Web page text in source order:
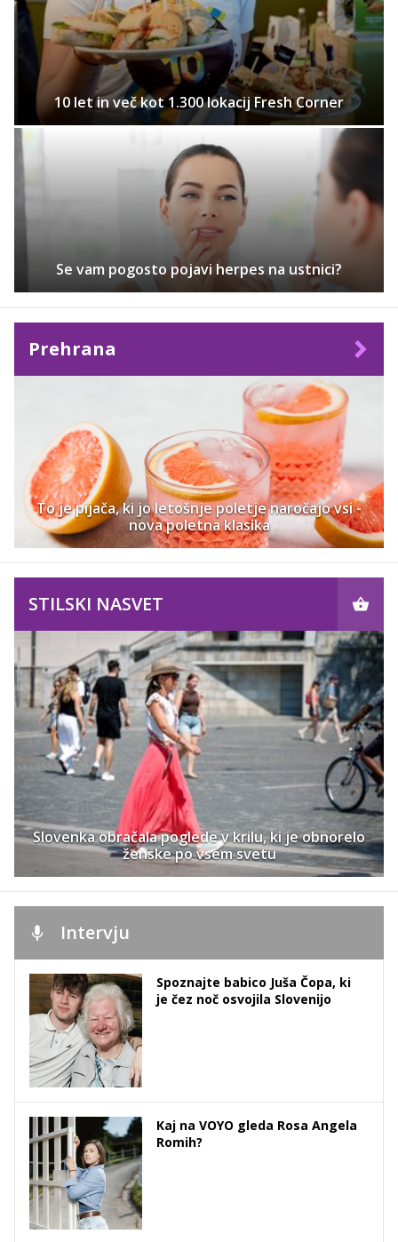
10 let in več kot 1.300 lokacij Fresh Corner
Se vam pogosto pojavi herpes na ustnici?
Prehrana
To je pijača, ki jo letošnje poletje naročajo vsi -
nova poletna klasika
STILSKI NASVET
Slovenka obračala poglede v krilu, ki je obnorelo
ženske po vsem svetu
Intervju
Spoznajte babico Juša Čopa, ki
je čez noč osvojila Slovenijo
Kaj na VOYO gleda Rosa Angela
Romih?